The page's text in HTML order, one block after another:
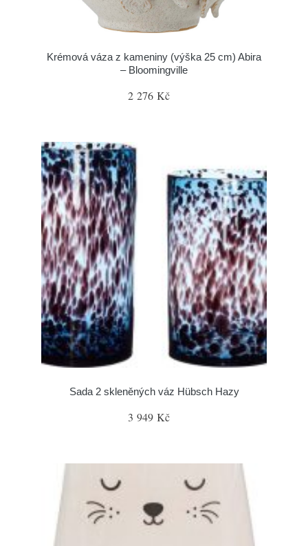
Krémová váza z kameniny (výška 25 cm) Abira
– Bloomingville
2 276 Kč
Sada 2 skleněných váz Hübsch Hazy
3 949 Kč